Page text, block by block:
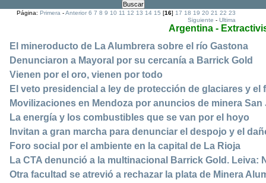
Página:Primera -Anterior 6 7 8 9 10 11 12 13 14 15 [16]17 18 19 20 21 22 23
Siguiente -Ultima
Argentina -
El mineroducto de La Alumbrera sobre el río Gastona
Denunciaron a Mayoral por su cercanía a Barrick Gold
Vienen por el oro, vienen por todo
El veto presidencial a ley de protección de glaciares y
Movilizaciones en Mendoza por anuncios de minera San
La energía y los combustibles que se van por el hoyo
Invitan a gran marcha para denunciar el despojo y el
Foro social por el ambiente en la capital de La Rioja
La CTA denunció a la multinacional Barrick Gold. Leiva:
Otra facultad se atrevió a rechazar la plata de Minera